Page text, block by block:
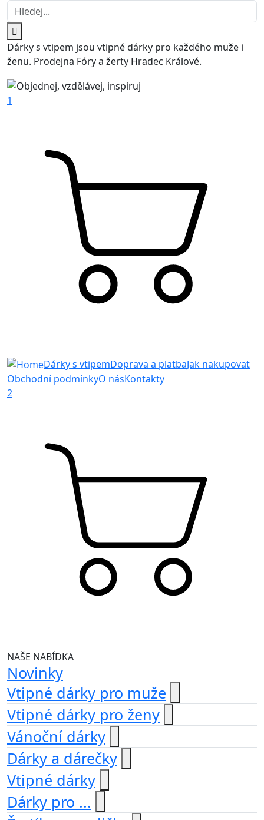
Dárky s vtipem jsou vtipné dárky pro každého muže i
ženu. Prodejna Fóry a žerty Hradec Králové.
1
Dárky s vtipemDoprava a platbaJak nakupovat
Obchodní podmínkyO násKontakty
2
NAŠE NABÍDKA
Novinky
Vtipné dárky pro muže
Vtipné dárky pro ženy
Vánoční dárky
Dárky a dárečky
Vtipné dárky
Dárky pro ...